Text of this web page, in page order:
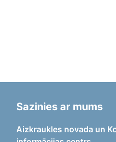
Sazinies ar mums
Aizkraukles novada un